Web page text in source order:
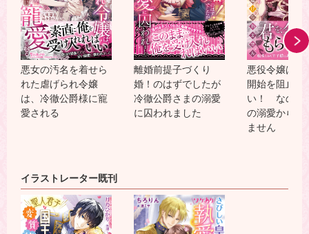
悪女の汚名を着せら
れた虐げられ令嬢
は、冷徹公爵様に寵
愛される
離婚前提子づくり
婚！のはずでしたが
冷徹公爵さまの溺愛
に囚われました
悪役令嬢はゲ
開始を阻止し
い！ なのに
の溺愛から逃
ません
イラストレーター既刊